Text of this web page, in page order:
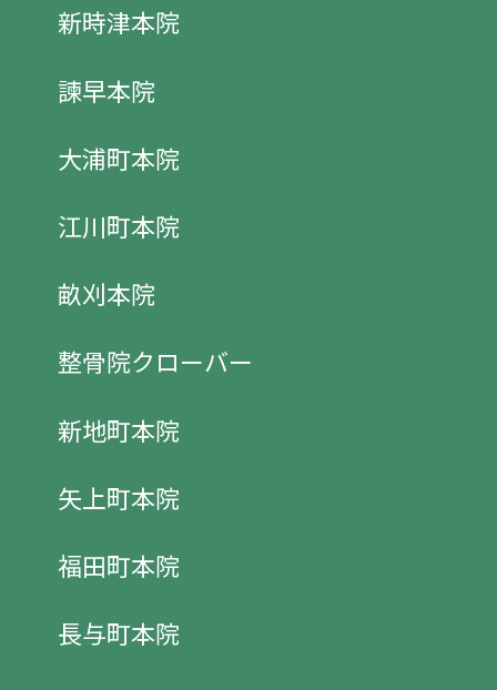
新時津本院
諫早本院
大浦町本院
江川町本院
畝刈本院
整骨院クローバー
新地町本院
矢上町本院
福田町本院
長与町本院